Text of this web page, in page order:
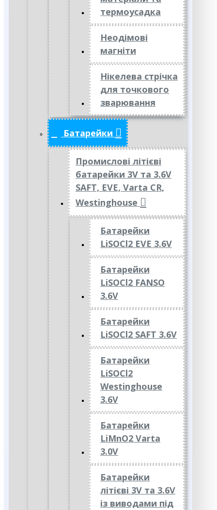
термоусадка
Неодімові
магніти
Нікелева стрічка
для точкового
зварювання
Батарейки
Промислові літієві
батарейки 3V та 3.6V
SAFT, EVE, Varta CR,
Westinghouse
Батарейки
LiSOCl2 EVE 3.6V
Батарейки
LiSOCl2 FANSO
3.6V
Батарейки
LiSOCl2 SAFT 3.6V
Батарейки
LiSOCl2
Westinghouse
3.6V
Батарейки
LiMnO2 Varta
3.0V
Батарейки
літієві 3V та 3.6V
із виводами під